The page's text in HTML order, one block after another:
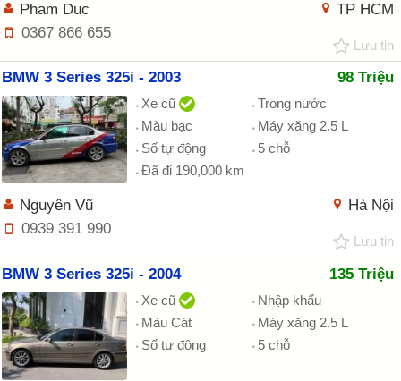
TP HCM
Pham Duc
0367 866 655
Lưu tin
BMW 3 Series 325i - 2003 98 Triệu
Xe cũ
Trong nước
Màu bạc
Máy xăng 2.5 L
Số tự động
5 chỗ
Đã đi 190,000 km
Hà Nội
Nguyên Vũ
0939 391 990
Lưu tin
BMW 3 Series 325i - 2004 135 Triệu
Xe cũ
Nhập khẩu
Màu Cát
Máy xăng 2.5 L
Số tự động
5 chỗ